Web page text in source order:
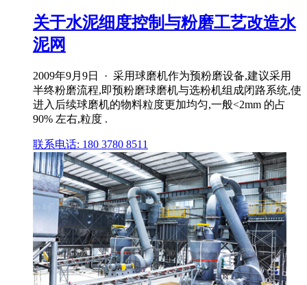
关于水泥细度控制与粉磨工艺改造水
泥网
2009年9月9日 · 采用球磨机作为预粉磨设备,建议采用
半终粉磨流程,即预粉磨球磨机与选粉机组成闭路系统,使
进入后续球磨机的物料粒度更加均匀,一般<2mm 的占
90% 左右,粒度 .
联系电话: 180 3780 8511